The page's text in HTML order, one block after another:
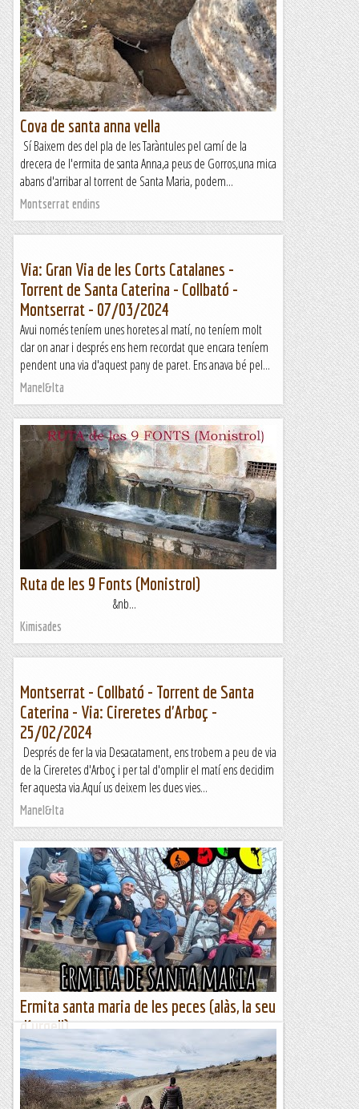
Cova de santa anna vella
Sí Baixem des del pla de les Taràntules pel camí de la
drecera de l'ermita de santa Anna,a peus de Gorros,una mica
abans d'arribar al torrent de Santa Maria, podem...
Montserrat endins
Via: Gran Via de les Corts Catalanes -
Torrent de Santa Caterina - Collbató -
Montserrat - 07/03/2024
Avui només teníem unes horetes al matí, no teníem molt
clar on anar i després ens hem recordat que encara teníem
pendent una via d'aquest pany de paret. Ens anava bé pel...
Manel&Ita
Ruta de les 9 Fonts (Monistrol)
&nb...
Kimisades
Montserrat - Collbató - Torrent de Santa
Caterina - Via: Cireretes d'Arboç -
25/02/2024
Després de fer la via Desacatament, ens trobem a peu de via
de la Cireretes d'Arboç i per tal d'omplir el matí ens decidim
fer aquesta via.Aquí us deixem les dues vies...
Manel&Ita
Ermita santa maria de les peces (alàs, la seu
d´urgell)
Aprofitant la nostra estada aquest cap de SEtmana a la
població de Arfa, aprofitem el Diumenge matí per ...fer
aquesta curteta excursió sortint del Cementeri de la
població...